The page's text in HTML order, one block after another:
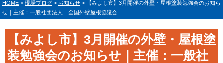
HOME > 現場ブログ > お知らせ >
【みよし市】3月開催の外壁・屋根塗装勉強会のお知ら
せ｜主催：一般社団法人 全国外壁屋根協議会
【みよし市】3月開催の外壁・屋根塗
装勉強会のお知らせ｜主催：一般社